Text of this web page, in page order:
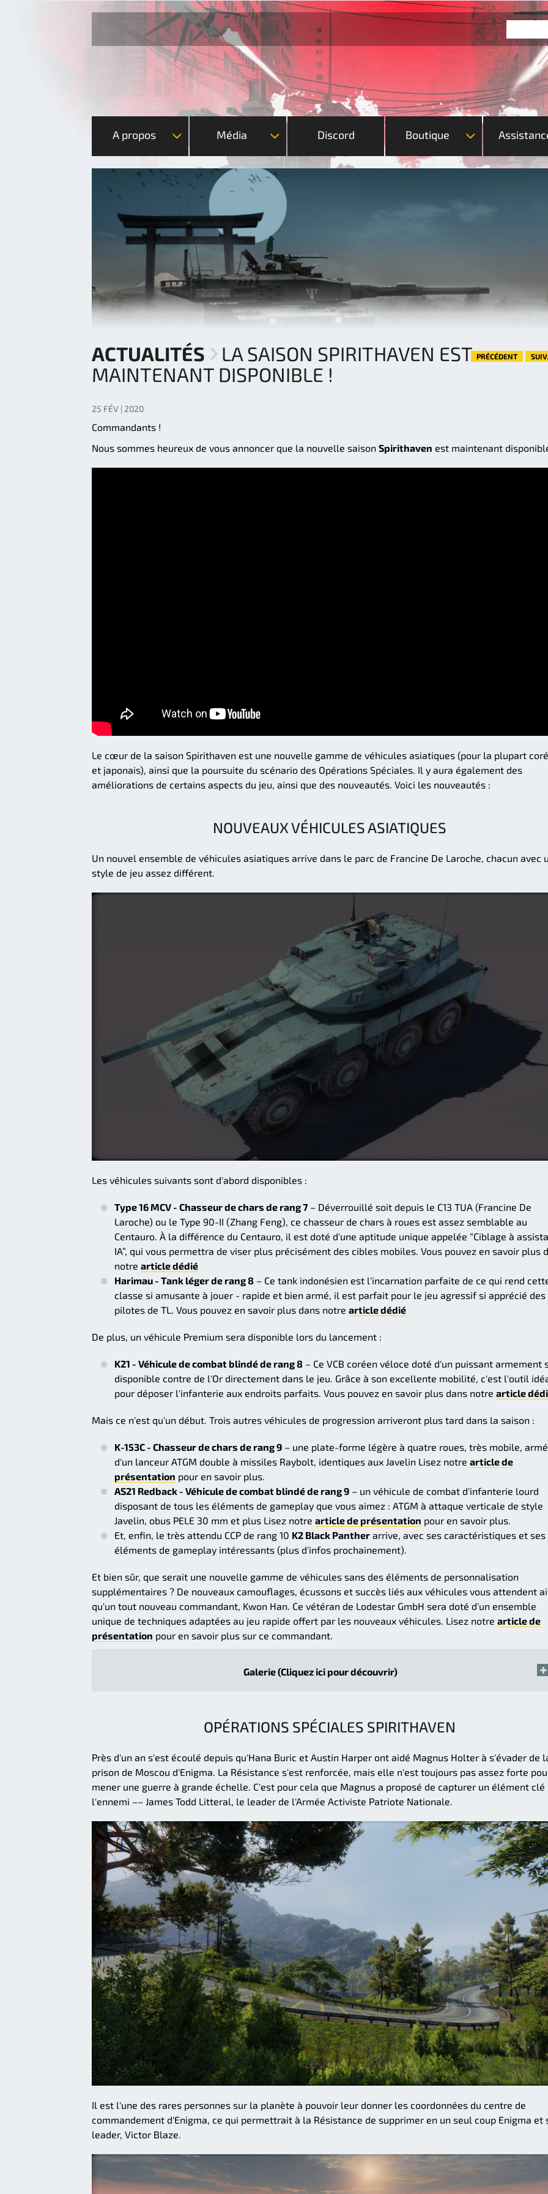
A propos Média Discord Boutique
ACTUALITÉS
LA SAISON SPIRITHAVEN EST
MAINTENANT DISPONIBLE !
PRÉCÉDENT
25 FÉV | 2020
Commandants !
Nous sommes heureux de vous annoncer que la nouvelle saison Spirithaven est maintenant
Le cœur de la saison Spirithaven est une nouvelle gamme de véhicules asiatiques (pour la plupart
et japonais), ainsi que la poursuite du scénario des Opérations Spéciales. Il y aura également des
améliorations de certains aspects du jeu, ainsi que des nouveautés. Voici les nouveautés :
NOUVEAUX VÉHICULES ASIATIQUES
Un nouvel ensemble de véhicules asiatiques arrive dans le parc de Francine De Laroche, chacun avec
style de jeu assez différent.
Les véhicules suivants sont d'abord disponibles :
Type 16 MCV - Chasseur de chars de rang 7 – Déverrouillé soit depuis le C13 TUA (Francine De
Laroche) ou le Type 90-II (Zhang Feng), ce chasseur de chars à roues est assez semblable au
Centauro. À la différence du Centauro, il est doté d'une aptitude unique appelée “Ciblage à
IA”, qui vous permettra de viser plus précisément des cibles mobiles. Vous pouvez en savoir plus
notre article dédié
Harimau - Tank léger de rang 8 – Ce tank indonésien est l'incarnation parfaite de ce qui rend
classe si amusante à jouer - rapide et bien armé, il est parfait pour le jeu agressif si apprécié des
pilotes de TL. Vous pouvez en savoir plus dans notre article dédié
De plus, un véhicule Premium sera disponible lors du lancement :
K21 - Véhicule de combat blindé de rang 8 – Ce VCB coréen véloce doté d'un puissant armement
disponible contre de l'Or directement dans le jeu. Grâce à son excellente mobilité, c'est l'outil
pour déposer l'infanterie aux endroits parfaits. Vous pouvez en savoir plus dans notre article
Mais ce n'est qu'un début. Trois autres véhicules de progression arriveront plus tard dans la saison :
K-153C - Chasseur de chars de rang 9 – une plate-forme légère à quatre roues, très mobile,
d'un lanceur ATGM double à missiles Raybolt, identiques aux Javelin Lisez notre article de
présentation pour en savoir plus.
AS21 Redback - Véhicule de combat blindé de rang 9 – un véhicule de combat d'infanterie lourd
disposant de tous les éléments de gameplay que vous aimez : ATGM à attaque verticale de style
Javelin, obus PELE 30 mm et plus Lisez notre article de présentation pour en savoir plus.
Et, enfin, le très attendu CCP de rang 10 K2 Black Panther arrive, avec ses caractéristiques et ses
éléments de gameplay intéressants (plus d'infos prochainement).
Et bien sûr, que serait une nouvelle gamme de véhicules sans des éléments de personnalisation
supplémentaires ? De nouveaux camouflages, écussons et succès liés aux véhicules vous attendent
qu'un tout nouveau commandant, Kwon Han. Ce vétéran de Lodestar GmbH sera doté d'un ensemble
unique de techniques adaptées au jeu rapide offert par les nouveaux véhicules. Lisez notre article de
présentation pour en savoir plus sur ce commandant.
Galerie (Cliquez ici pour découvrir)
OPÉRATIONS SPÉCIALES SPIRITHAVEN
Près d'un an s'est écoulé depuis qu'Hana Buric et Austin Harper ont aidé Magnus Holter à s'évader de
prison de Moscou d'Enigma. La Résistance s'est renforcée, mais elle n'est toujours pas assez forte
mener une guerre à grande échelle. C'est pour cela que Magnus a proposé de capturer un élément clé
l'ennemi –– James Todd Litteral, le leader de l'Armée Activiste Patriote Nationale.
Il est l'une des rares personnes sur la planète à pouvoir leur donner les coordonnées du centre de
commandement d'Enigma, ce qui permettrait à la Résistance de supprimer en un seul coup Enigma et
leader, Victor Blaze.